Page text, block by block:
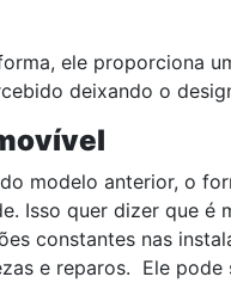
ele proporciona
deixando o
modelo anterior, o
Isso quer dizer que é
constantes nas
e reparos. Ele